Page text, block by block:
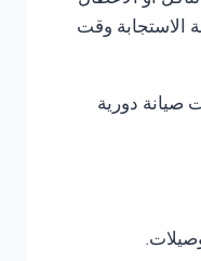
الاستجابة وقت
صيانة دورية